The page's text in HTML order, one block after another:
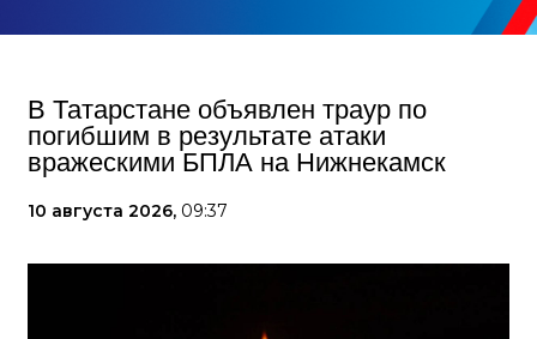
В Татарстане объявлен траур по
погибшим в результате атаки
вражескими БПЛА на Нижнекамск
10 августа 2026, 09:37